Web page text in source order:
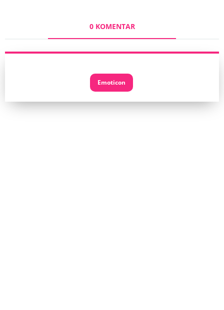
0 KOMENTAR
Emoticon